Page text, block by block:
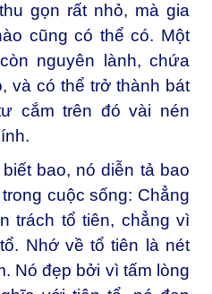
gọn rất nhỏ, mà gia
cũng có thể có. Một
nguyên lành, chứa
và có thể trở thành bát
cắm trên đó vài nén
bao, nó diễn tả bao
cuộc sống: Chẳng
trách tổ tiên, chẳng vì
Nhớ về tổ tiên là nét
Nó đẹp bởi vì tấm lòng